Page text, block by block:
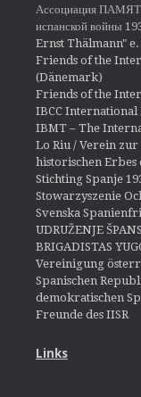
Ассоциация
испанской войны
Ernst Thälmann"
Friends of the
(Dänemark)
Friends of the
IBCC
IBMT – The
Lo Riu / Verein
historischen
Stichting Spanje
Stowarzyszenie
Svenska
UDRUŽENJE
BRIGADISTAS
Vereinigung
Spanischen
demokratischen
Freunde des IISR
Links